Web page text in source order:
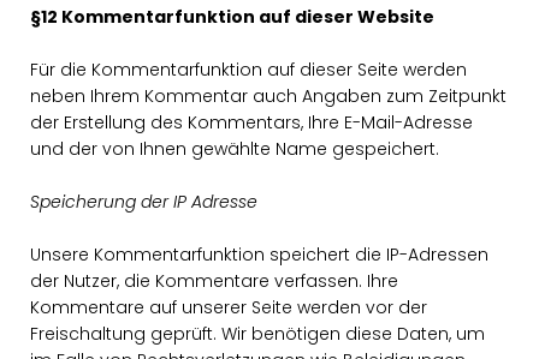
§12 Kommentarfunktion auf dieser Website
Für die Kommentarfunktion auf dieser Seite werden
neben Ihrem Kommentar auch Angaben zum Zeitpunkt
der Erstellung des Kommentars, Ihre E-Mail-Adresse
und der von Ihnen gewählte Name gespeichert.
Speicherung der IP Adresse
Unsere Kommentarfunktion speichert die IP-Adressen
der Nutzer, die Kommentare verfassen. Ihre
Kommentare auf unserer Seite werden vor der
Freischaltung geprüft. Wir benötigen diese Daten, um